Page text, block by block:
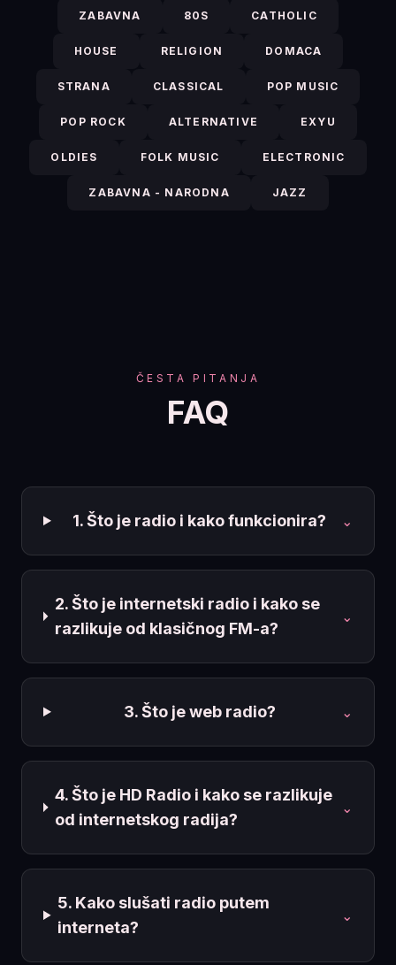
ZABAVNA 80S CATHOLIC
HOUSE RELIGION DOMACA
STRANA CLASSICAL POP MUSIC
POP ROCK ALTERNATIVE EXYU
OLDIES FOLK MUSIC ELECTRONIC
ZABAVNA - NARODNA JAZZ
ČESTA PITANJA
FAQ
1. Što je radio i kako funkcionira? ⌄
2. Što je internetski radio i kako se
razlikuje od klasičnog FM-a?
⌄
3. Što je web radio? ⌄
4. Što je HD Radio i kako se razlikuje
od internetskog radija?
⌄
5. Kako slušati radio putem
interneta?
⌄